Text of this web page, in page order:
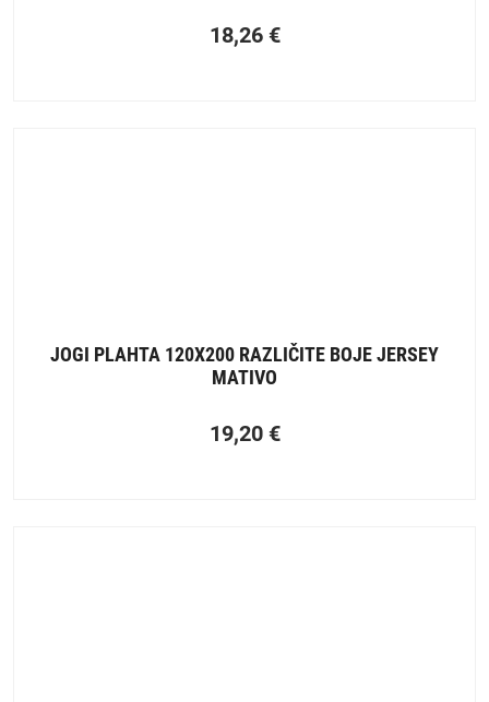
18,26 €
JOGI PLAHTA 120X200 RAZLIČITE BOJE JERSEY
MATIVO
19,20 €